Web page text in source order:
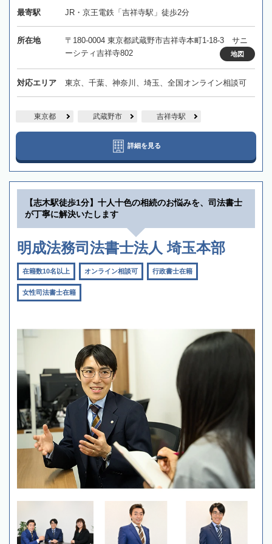
最寄駅 JR・京王電鉄「吉祥寺駅」徒歩2分
所在地
〒180-0004 東京都武蔵野市吉祥寺本町1-18-3 サニ
ーシティ吉祥寺802
地図
対応エリア 東京、千葉、神奈川、埼玉、全国オンライン相談可
東京都 武蔵野市 吉祥寺駅
詳細を見る
【志木駅徒歩1分】十人十色の相続のお悩みを、司法書士
が丁寧に解決いたします
明成法務司法書士法人 埼玉本部
在籍数10名以上 オンライン相談可 行政書士在籍
女性司法書士在籍